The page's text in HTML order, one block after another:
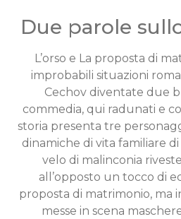
Due parole
L’orso e La proposta di
improbabili situazioni
Cechov diventate due
commedia, qui radunati e
storia presenta tre
dinamiche di vita familiare
velo di malinconia riveste
all’opposto un tocco di
proposta di matrimonio, ma
messe in scena